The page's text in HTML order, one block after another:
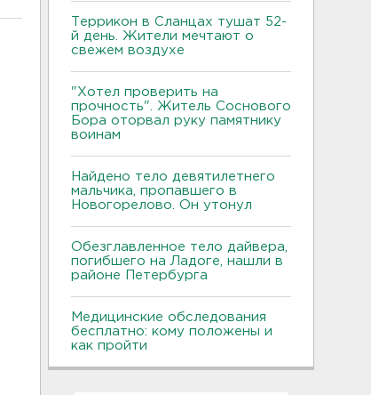
Террикон в Сланцах тушат 52-
й день. Жители мечтают о
свежем воздухе
"Хотел проверить на
прочность". Житель Соснового
Бора оторвал руку памятнику
воинам
Найдено тело девятилетнего
мальчика, пропавшего в
Новогорелово. Он утонул
Обезглавленное тело дайвера,
погибшего на Ладоге, нашли в
районе Петербурга
Медицинские обследования
бесплатно: кому положены и
как пройти